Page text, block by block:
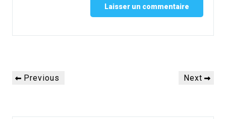
Navigation
dePrevious
Previous
Next
Next